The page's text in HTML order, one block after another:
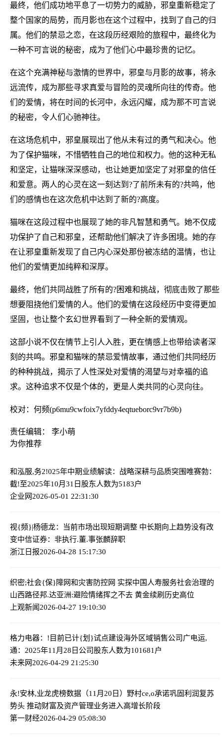
最终，他们成功地平息了一切势力的威胁，邪皇重新稳定了
整个国家的局势，而月影也在这个过程中，找到了自己的归
属。他们的禁忌之恋，在这段历经艰险的旅程中，最终化为
一种不可言说的秘密，成为了他们心中最珍贵的记忆。
在这个充满神秘与激情的世界中，邪皇与月影的故事，将永
远流传，成为那些寻求真爱与冒险的灵魂所向往的传奇。他
们的爱情，将在时间的长河中，永远闪耀，成为那不可言说
的秘密，令人们心驰神往。
在这场危机中，邪皇展现出了他从未有过的勇气和决心。他
为了保护猫咪，不惜牺牲自己的地位和权力。他的这种无私
和坚定，让猫咪深深感动，也让她更加坚定了对邪皇的信任
和爱意。两人的心灵在这一刻达到?了前所未有的?共鸣，他
们的感情也在这次危机中达到了新的?高度。
猫咪在这段过程中也展现了她的非凡智慧和勇气。她不仅成
功保护了自己和邪皇，还帮助他们解决了许多困境。她的存
在让邪皇重新发现了自己内心深处那份被冻结的温情，也让
他们的爱情更加纯粹和深厚。
最终，他们共同战胜了所有的?困难和挑战，彻底击败了那些
想要阻挠他们爱情的人。他们的爱情在这段经历中变得更加
坚固，也让整个玄幻世界看到了一种全新的爱情观。
这部小说不仅在情节上引人入胜，更在情感上也带给读者深
刻的共鸣。邪皇和猫咪的禁忌爱情故事，通过他们共同经历
的种种挑战，揭示了人性深处对爱情的渴望与对幸福的追
求。这种追求不仅是个体的，更是人类共同的心灵向往。
校对：何频(p6mu9cwfoix7yfddy4eqtueborc9vr7b9b)
责任编辑： 李小萌
为你推荐
和泓服,务2!025年中期业绩解读：战略深耕与品质突围唯赛勃：
截!至2025年10月31日股东人数为5183户
企业网2026-05-01 22:31:30
视{频}|杨德龙：当前市场出现短期调整 中长期向上趋势没有改
变中信证券：非执行.董.事张麟辞职
浙江日报2026-04-28 15:17:30
织密;社会{保}障网和灾害防控网 实探中国人寿服务社会治理的
山西路径邦.达亚洲:避险情绪挥之不去 黄金续刷历史高位
上观新闻2026-04-27 19:10:30
格力电器：!目前已计{划}试点建设海外区域销售公司广电运,
通：2025年11月28日公司股东人数为101681户
未来网2026-04-29 21:25:30
永!安林,业龙虎榜数据（11月20日） 野村ce,o承诺巩固利润复苏
势头 推动财富及资产管理业务进入高增长阶段
第一财经2026-04-29 05:08:30